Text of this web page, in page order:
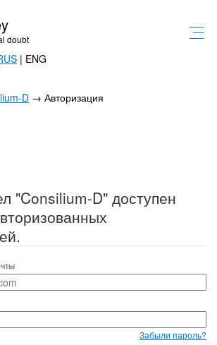
doubt
| ENG
D → Авторизация
"Consilium-D" доступен
Забыли пароль?